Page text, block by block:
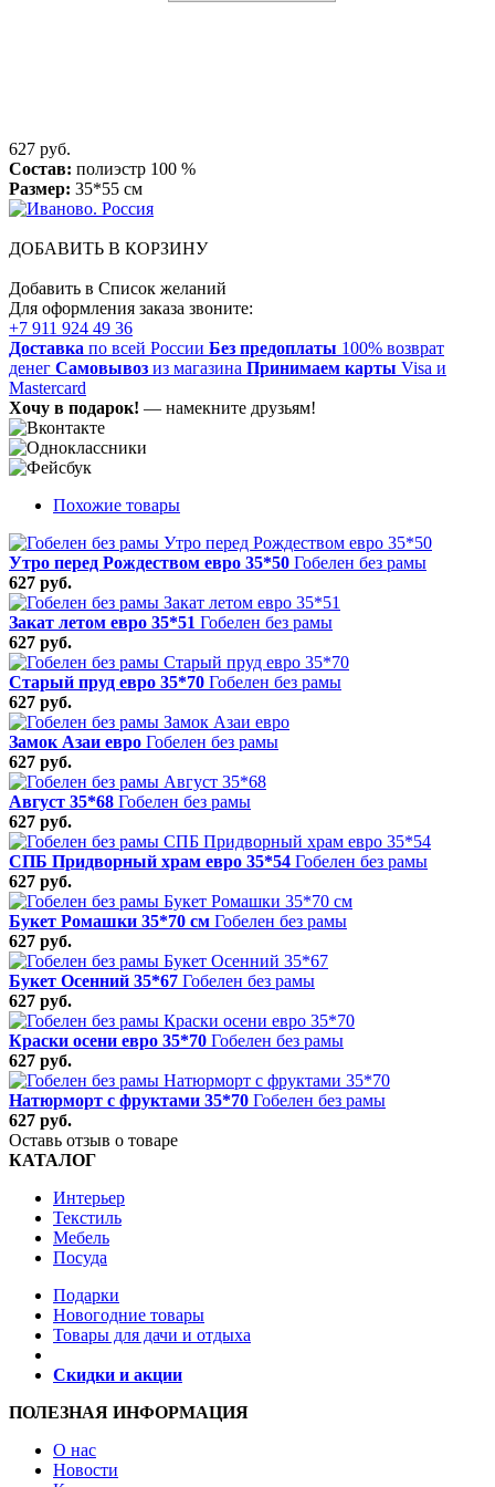
627 руб.
Состав: полиэстр 100 %
Размер: 35*55 см
ДОБАВИТЬ В КОРЗИНУ
Добавить в Список желаний
Для оформления заказа звоните:
+7 911 924 49 36
Доставка по всей России Без предоплаты 100% возврат
денег Самовывоз из магазина Принимаем карты Visa и
Mastercard
Хочу в подарок! — намекните друзьям!
Похожие товары
Утро перед Рождеством евро 35*50 Гобелен без рамы
627 руб.
Закат летом евро 35*51 Гобелен без рамы
627 руб.
Старый пруд евро 35*70 Гобелен без рамы
627 руб.
Замок Азаи евро Гобелен без рамы
627 руб.
Август 35*68 Гобелен без рамы
627 руб.
СПБ Придворный храм евро 35*54 Гобелен без рамы
627 руб.
Букет Ромашки 35*70 см Гобелен без рамы
627 руб.
Букет Осенний 35*67 Гобелен без рамы
627 руб.
Краски осени евро 35*70 Гобелен без рамы
627 руб.
Натюрморт с фруктами 35*70 Гобелен без рамы
627 руб.
Оставь отзыв о товаре
КАТАЛОГ
Интерьер
Текстиль
Мебель
Посуда
Подарки
Новогодние товары
Товары для дачи и отдыха
Скидки и акции
ПОЛЕЗНАЯ ИНФОРМАЦИЯ
О нас
Новости